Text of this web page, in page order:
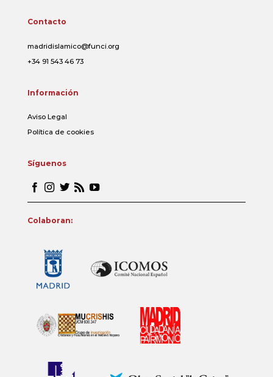
Contacto
madridislamico@funci.org
+34 91 543 46 73
Información
Aviso Legal
Política de cookies
Síguenos
Colaboran: